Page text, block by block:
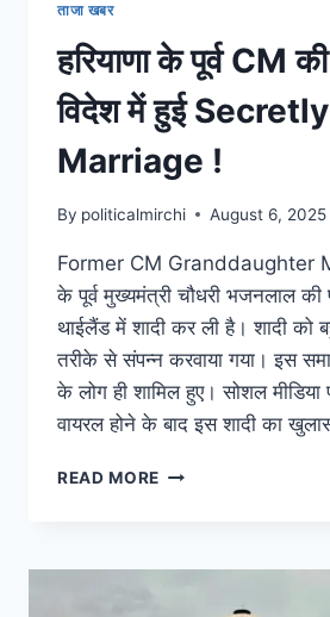
ताजा खबर
हरियाणा के पूर्व CM
विदेश में हुई Secretly
Marriage !
By politicalmirchi August 6, 2025
Former CM Granddaughter
के पूर्व मुख्यमंत्री चौधरी भजनलाल की
थाईलैंड में शादी कर ली है। शादी को
तरीके से संपन्न करवाया गया। इस
के लोग ही शामिल हुए। सोशल मीडिया
वायरल होने के बाद इस शादी का
READ MORE